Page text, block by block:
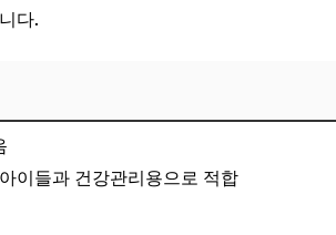
다.
이들과 건강관리용으로 적합